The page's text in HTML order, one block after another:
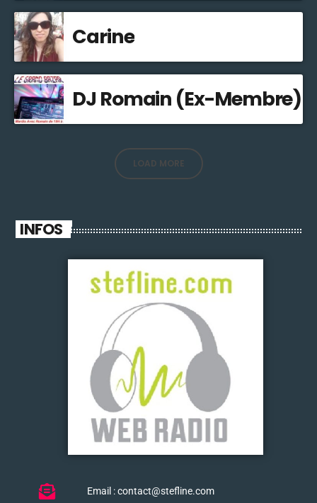
Carine
DJ Romain (Ex-Membre)
LOAD MORE
INFOS
Email : contact@stefline.com